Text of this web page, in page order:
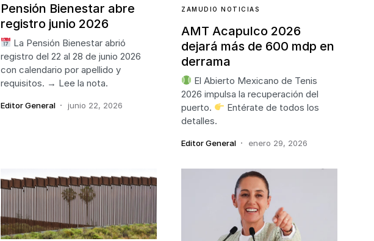
Pensión Bienestar abre
registro junio 2026
La Pensión Bienestar abrió
registro del 22 al 28 de junio 2026
con calendario por apellido y
requisitos. → Lee la nota.
Editor General junio 22, 2026
ZAMUDIO NOTICIAS
AMT Acapulco 2026
dejará más de 600 mdp en
derrama
El Abierto Mexicano de Tenis
2026 impulsa la recuperación del
puerto.
Entérate de todos los
detalles.
Editor General enero 29, 2026